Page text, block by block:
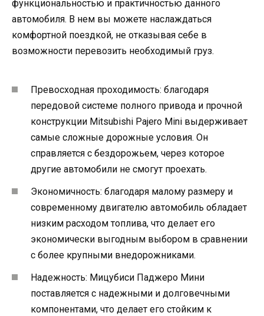
функциональностью и практичностью данного
автомобиля. В нем вы можете наслаждаться
комфортной поездкой, не отказывая себе в
возможности перевозить необходимый груз.
Превосходная проходимость: благодаря
передовой системе полного привода и прочной
конструкции Mitsubishi Pajero Mini выдерживает
самые сложные дорожные условия. Он
справляется с бездорожьем, через которое
другие автомобили не смогут проехать.
Экономичность: благодаря малому размеру и
современному двигателю автомобиль обладает
низким расходом топлива, что делает его
экономически выгодным выбором в сравнении
с более крупными внедорожниками.
Надежность: Мицубиси Паджеро Мини
поставляется с надежными и долговечными
компонентами, что делает его стойким к